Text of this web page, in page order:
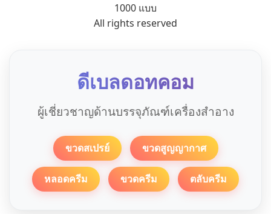
1000 แบบ
All rights reserved
ดีเบลดอทคอม
ผู้เชี่ยวชาญด้านบรรจุภัณฑ์เครื่องสำอาง
ขวดสเปรย์ ขวดสูญญากาศ
หลอดครีม ขวดครีม ตลับครีม